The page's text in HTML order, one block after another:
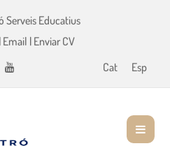
Serveis Educatius
Email | Enviar CV
Cat
Esp